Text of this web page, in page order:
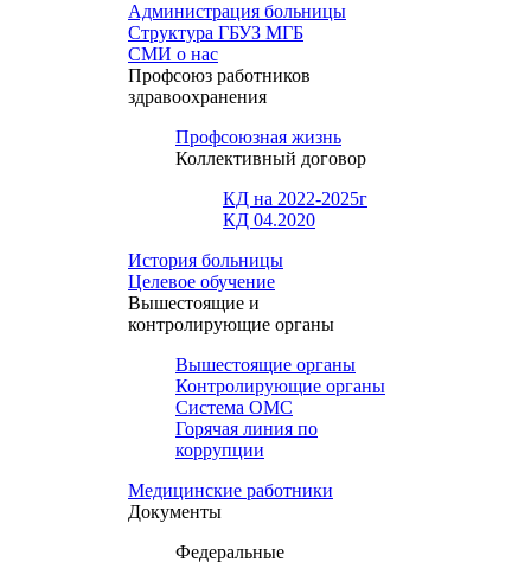
Администрация больницы
Структура ГБУЗ МГБ
СМИ о нас
Профсоюз работников
здравоохранения
Профсоюзная жизнь
Коллективный договор
КД на 2022-2025г
КД 04.2020
История больницы
Целевое обучение
Вышестоящие и
контролирующие органы
Вышестоящие органы
Контролирующие органы
Система ОМС
Горячая линия по
коррупции
Медицинские работники
Документы
Федеральные